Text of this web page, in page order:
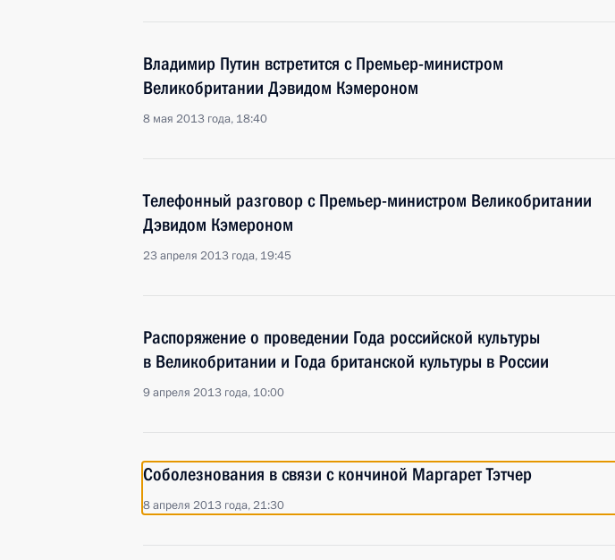
Владимир Путин встретится с Премьер-министром
Великобритании Дэвидом Кэмероном
8 мая 2013 года, 18:40
Телефонный разговор с Премьер-министром Великобритании
Дэвидом Кэмероном
23 апреля 2013 года, 19:45
Распоряжение о проведении Года российской культуры
в Великобритании и Года британской культуры в России
9 апреля 2013 года, 10:00
Соболезнования в связи с кончиной Маргарет Тэтчер
8 апреля 2013 года, 21:30